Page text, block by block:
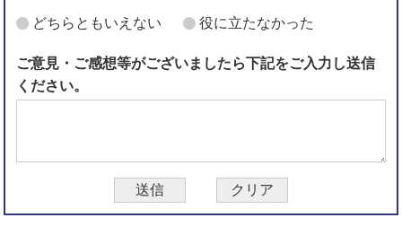
どちらともいえない 役に立たなかった
ご意見・ご感想等がございましたら下記をご入力し送信
ください。